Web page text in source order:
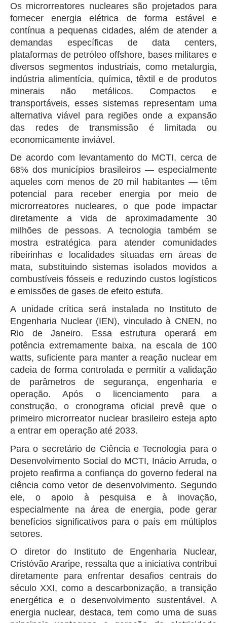
Os microrreatores nucleares são projetados para
fornecer energia elétrica de forma estável e
contínua a pequenas cidades, além de atender a
demandas específicas de data centers,
plataformas de petróleo offshore, bases militares e
diversos segmentos industriais, como metalurgia,
indústria alimentícia, química, têxtil e de produtos
minerais não metálicos. Compactos e
transportáveis, esses sistemas representam uma
alternativa viável para regiões onde a expansão
das redes de transmissão é limitada ou
economicamente inviável.
De acordo com levantamento do MCTI, cerca de
68% dos municípios brasileiros — especialmente
aqueles com menos de 20 mil habitantes — têm
potencial para receber energia por meio de
microrreatores nucleares, o que pode impactar
diretamente a vida de aproximadamente 30
milhões de pessoas. A tecnologia também se
mostra estratégica para atender comunidades
ribeirinhas e localidades situadas em áreas de
mata, substituindo sistemas isolados movidos a
combustíveis fósseis e reduzindo custos logísticos
e emissões de gases de efeito estufa.
A unidade crítica será instalada no Instituto de
Engenharia Nuclear (IEN), vinculado à CNEN, no
Rio de Janeiro. Essa estrutura operará em
potência extremamente baixa, na escala de 100
watts, suficiente para manter a reação nuclear em
cadeia de forma controlada e permitir a validação
de parâmetros de segurança, engenharia e
operação. Após o licenciamento para a
construção, o cronograma oficial prevê que o
primeiro microrreator nuclear brasileiro esteja apto
a entrar em operação até 2033.
Para o secretário de Ciência e Tecnologia para o
Desenvolvimento Social do MCTI, Inácio Arruda, o
projeto reafirma a confiança do governo federal na
ciência como vetor de desenvolvimento. Segundo
ele, o apoio à pesquisa e à inovação,
especialmente na área de energia, pode gerar
benefícios significativos para o país em múltiplos
setores.
O diretor do Instituto de Engenharia Nuclear,
Cristóvão Araripe, ressalta que a iniciativa contribui
diretamente para enfrentar desafios centrais do
século XXI, como a descarbonização, a transição
energética e o desenvolvimento sustentável. A
energia nuclear, destaca, tem como uma de suas